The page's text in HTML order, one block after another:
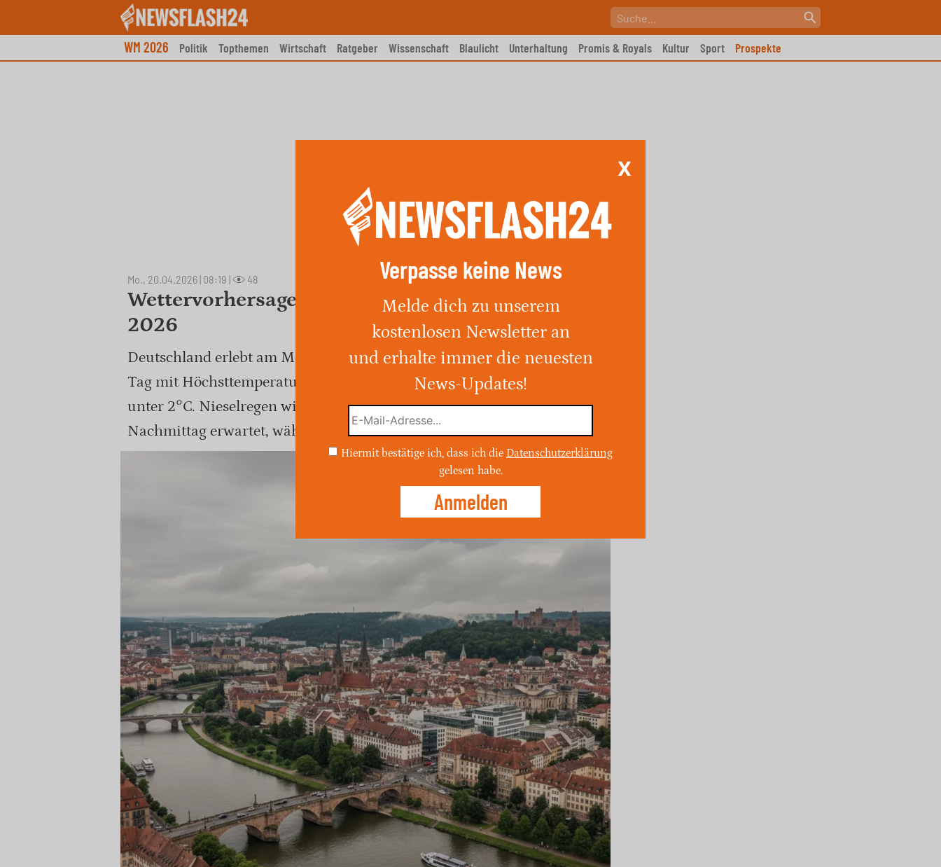
WM 2026 Politik Topthemen Wirtschaft Ratgeber Wissenschaft Blaulicht Unterhaltung Promis & Royals Kultur Sport Prospekte
Mo., 20.04.2026 | 08:19 48
Wettervorhersage für Deutschland am 20. April
2026
Deutschland erlebt am Montag, den 20. April 2026, einen regnerischen
Tag mit Höchsttemperaturen von 8.1°C und gefühlten Temperaturen
unter 2°C. Nieselregen wird vor allem am Vormittag und frühen
Nachmittag erwartet, während die Straßen rutschig sein könnten.
X
Verpasse keine News
Melde dich zu unserem
kostenlosen Newsletter an
und erhalte immer die neuesten
News-Updates!
Hiermit bestätige ich, dass ich die Datenschutzerklärung
gelesen habe.